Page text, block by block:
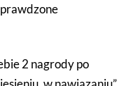
2 nagrody po